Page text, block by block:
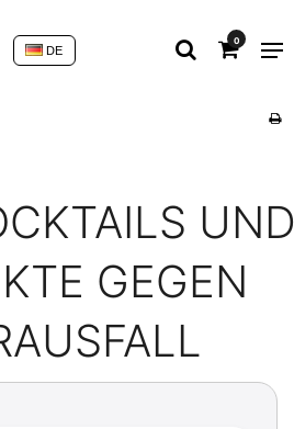
0
DE
GEGEN